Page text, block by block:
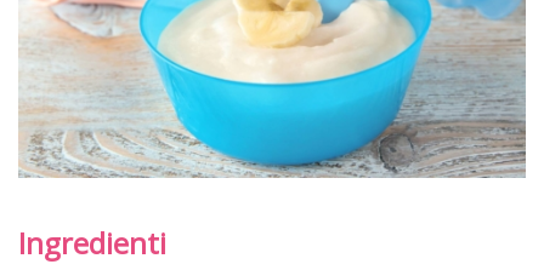
Ingredienti